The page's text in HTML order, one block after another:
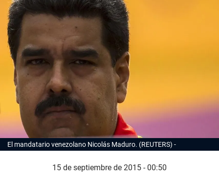
El mandatario venezolano Nicolás Maduro. (REUTERS)
15 de septiembre de 2015 - 00:50